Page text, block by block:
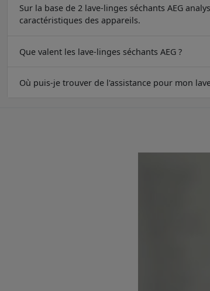
Sur la base de 2 lave-linges séchants AEG
caractéristiques des appareils.
Que valent les lave-linges séchants AEG ?
Où puis-je trouver de l'assistance pour mon